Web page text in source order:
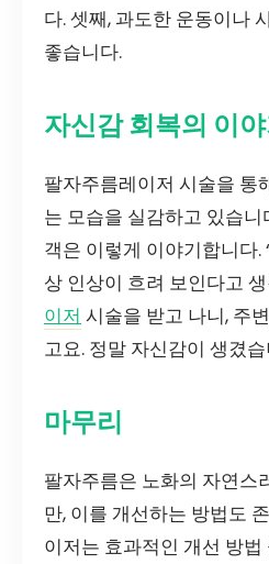
다. 셋째, 과도한 운동이나
좋습니다.
자신감 회복의 이
팔자주름레이저 시술을 통
는 모습을 실감하고 있습니
객은 이렇게 이야기합니다.
상 인상이 흐려 보인다고
이저 시술을 받고 나니, 주
고요. 정말 자신감이 생겼습
마무리
팔자주름은 노화의 자연스
만, 이를 개선하는 방법도
이저는 효과적인 개선 방